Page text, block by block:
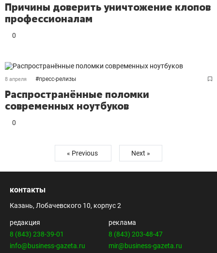
Причины доверить уничтожение клопов
профессионалам
0
8 апреля #пресс-релизы
Распространённые поломки
современных ноутбуков
0
« Previous Next »
контакты
Казань, Лобачевского 10, корпус 2
редакция
8 (843) 238-39-01
info@business-gazeta.ru
реклама
8 (843) 203-48-47
mir@business-gazeta.ru